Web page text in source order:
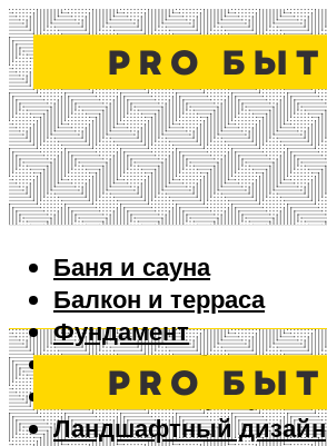
Баня и сауна
Балкон и терраса
Фундамент
Ворота и забор
Дизайн интерьера
Ландшафтный дизайн